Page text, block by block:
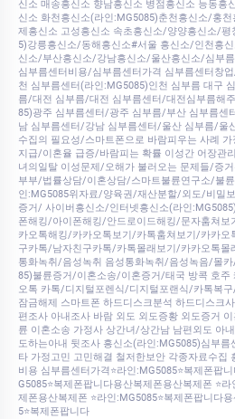
신소 매송흥신소 향남흥신소 병점흥신소 능동흥
신소 화천흥신소(라인:MG5085)춘천흥신소/홍
제흥신소 고성흥신소 속초흥신소/양양흥신소/
5)강릉흥신소/동해흥신소#서울 흥신소/인천흥
신소/부산흥신소/강남흥신소/울산흥신소/심부
심부름센터비용/심부름센터가격 심부름센터창
천 심부름센터(라인:MG5085)인천 심부름 대구
름/대전 심부름/대전 심부름센터/대전심부름해
85)광주 심부름센터/광주 심부름/부산 심부름센
남 심부름센터/강남 심부름센터/울산 심부름/울
수집의 필요성/스마트폰으로 바람피우는 사례
지급/이혼율 급증/바람피는 확률 이성간 어장관
녀의일탈 이성문제/오해가 불러오는 문제들/증
부부/법률상담/이혼상담/스마트불륜연구소/불
인:MG5085위자료/양육권/재산분할/외도/비밀
증거/ 사이버흥신소/인터넷흥신소(라인
폰해킹/아이폰해킹/안드로이드해킹/문자훔쳐
카오톡해킹/카카오톡보기/카톡훔쳐보기/카카오
구카톡/남자친구카톡/카톡몰래보기/카카오톡
통화녹취/음성녹취 음성통화녹취/음성녹음/몰
85)불륜증거/이혼소송/이혼증거/태국 방콕 호주
오톡 카톡/디지털포렌식/디지털포랜식/카톡복
잠금해제 스마트폰 하드디스크분석 하드디스크
편조사 아내조사 바람 외도 외도증황 외도증거
륜 이혼소송 가정사 상간녀/상간남 남편외도 아
도하는아내 뒷조사 흥신소(라인:MG5085)심부
타 가정고민 고민해결 철저한보안 각종자료수집
비용 심부름센터가격⭐라인:MG5085⭐복제폰팝
G5085⭐복제폰팝니다용산복제폰용산복제폰 ⭐
제폰용산복제폰 ⭐라인:MG5085⭐복제폰팝니다
5⭐복제폰팝니다